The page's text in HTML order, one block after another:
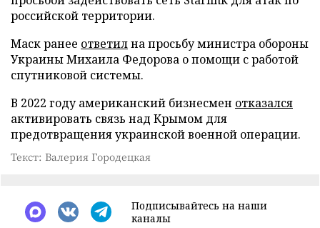
российской территории.
Маск ранее ответилна просьбу министра обороны
Украины Михаила Федорова о помощи с работой
спутниковой системы.
В 2022 году американский бизнесмен отказался
активировать связь над Крымом для
предотвращения украинской военной операции.
Текст: Валерия Городецкая
Подписывайтесь на наши
каналы